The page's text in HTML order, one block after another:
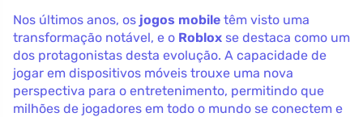
Nos últimos anos, os jogos mobile têm visto uma
transformação notável, e o Roblox se destaca como um
dos protagonistas desta evolução. A capacidade de
jogar em dispositivos móveis trouxe uma nova
perspectiva para o entretenimento, permitindo que
milhões de jogadores em todo o mundo se conectem e